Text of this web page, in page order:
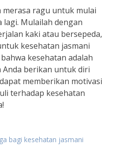
merasa ragu untuk mulai
Mulailah dengan
kaki atau bersepeda,
kesehatan jasmani
kesehatan adalah
berikan untuk diri
memberikan motivasi
terhadap kesehatan
bagi kesehatan jasmani